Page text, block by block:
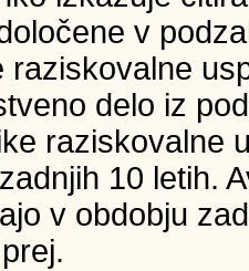
v
raziskovalne
delo iz
raziskovalne
10 letih.
v obdobju